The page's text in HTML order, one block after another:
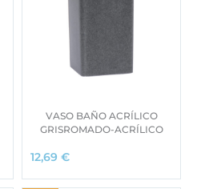
VASO BAÑO ACRÍLICO
GRISROMADO-ACRÍLICO
12,69 €